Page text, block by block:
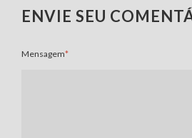
ENVIE SEU
Mensagem*